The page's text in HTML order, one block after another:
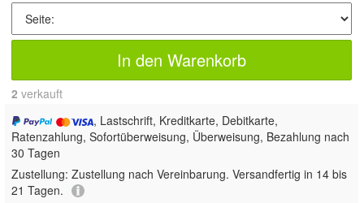
In den Warenkorb
2 verkauft
, Lastschrift, Kreditkarte, Debitkarte,
Ratenzahlung, Sofortüberweisung, Überweisung, Bezahlung nach
30 Tagen
Zustellung: Zustellung nach Vereinbarung. Versandfertig in 14 bis
21 Tagen.